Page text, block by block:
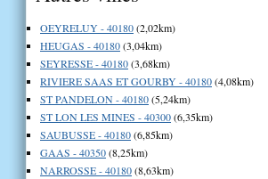
OEYRELUY - 40180(2,02km)
HEUGAS - 40180(3,04km)
SEYRESSE - 40180(3,68km)
RIVIERE SAAS ET GOURBY - 40180(4,08km)
ST PANDELON - 40180(5,24km)
ST LON LES MINES - 40300(6,35km)
SAUBUSSE - 40180(6,85km)
GAAS - 40350(8,25km)
NARROSSE - 40180(8,63km)